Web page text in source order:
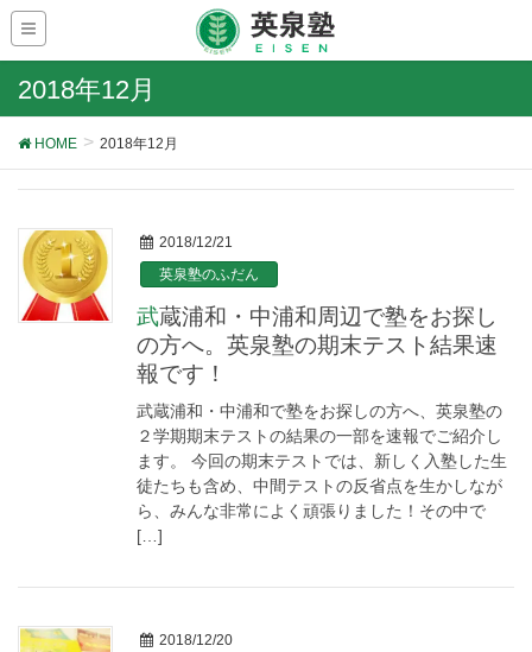
2018年12月
HOME 2018年12月
2018/12/21
英泉塾のふだん
武蔵浦和・中浦和周辺で塾をお探し
の方へ。英泉塾の期末テスト結果速
報です！
武蔵浦和・中浦和で塾をお探しの方へ、英泉塾の
２学期期末テストの結果の一部を速報でご紹介し
ます。 今回の期末テストでは、新しく入塾した生
徒たちも含め、中間テストの反省点を生かしなが
ら、みんな非常によく頑張りました！その中で
[…]
2018/12/20